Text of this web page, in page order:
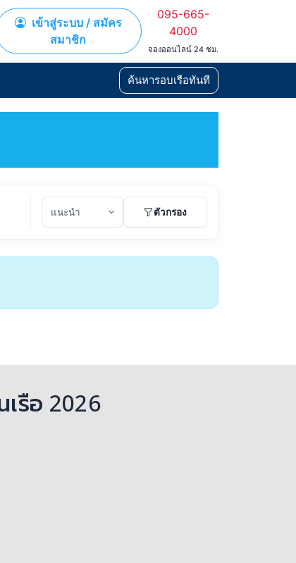
เข้าสู่ระบบ / สมัคร
สมาชิก
095-665-
4000
จองออนไลน์ 24 ชม.
ค้นหารอบเรือทันที
ตัวกรอง
รือ 2026